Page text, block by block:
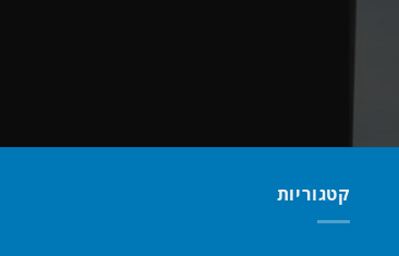
קטגוריות